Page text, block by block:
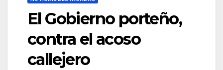
El Gobierno porteño,
contra el acoso
callejero